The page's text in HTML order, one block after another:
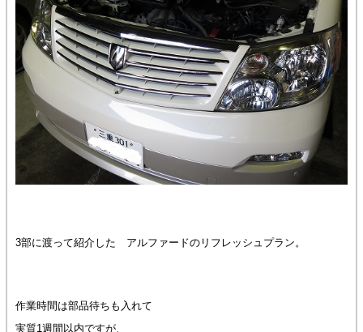
3部に渡って紹介した アルファードのリフレッシュプラン。
作業時間は部品待ちも入れて
実質1週間以内ですが、